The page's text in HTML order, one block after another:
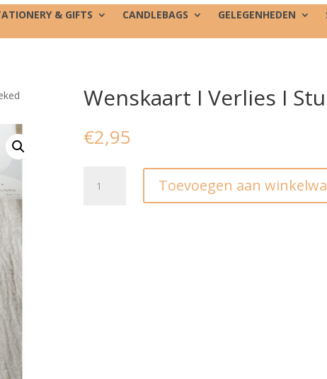
& GIFTS CANDLEBAGS GELEGENHEDEN
Wenskaart I Verlies I
€2,95
Toevoegen aan